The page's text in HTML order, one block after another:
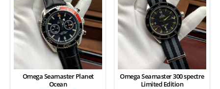
Omega Seamaster Planet
Ocean
Omega Seamaster 300 spectre
Limited Edition